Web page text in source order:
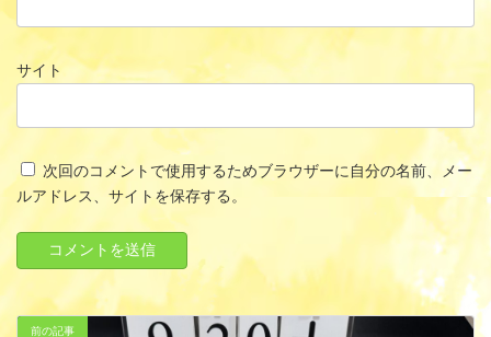
サイト
次回のコメントで使用するためブラウザーに自分の名前、メー
ルアドレス、サイトを保存する。
前の記事